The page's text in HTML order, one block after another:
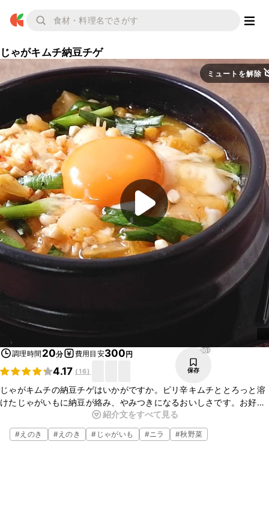
じゃがキムチ納豆チゲ
ミュートを解除
調理時間 20分 費用目安300円
4.17 (16)
869
保存
じゃがキムチの納豆チゲはいかがですか。ピリ辛キムチととろっと溶
けたじゃがいもに納豆が絡み、やみつきになるおいしさです。お好み
のきのこや葉野菜を加えてアレンジしてみてくださいね。
※『ダシダ』は「シージェイ チェイルジェダン コーポレーション」の
登録商標又は商標です。
紹介文をすべて見る
#えのき #えのき # じゃがいも #ニラ #秋野菜